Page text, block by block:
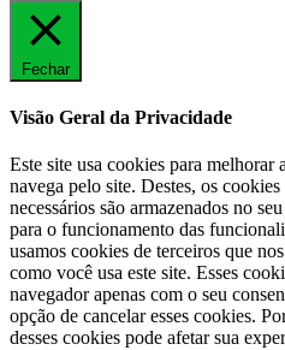
Fechar
Visão Geral da Privacidade
Este site usa cookies para melhorar
navega pelo site. Destes, os
necessários são armazenados no
para o funcionamento das
usamos cookies de terceiros que
como você usa este site. Esses
navegador apenas com o seu
opção de cancelar esses cookies.
desses cookies pode afetar sua